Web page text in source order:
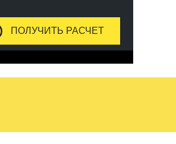
ПОЛУЧИТЬ РАСЧЕТ